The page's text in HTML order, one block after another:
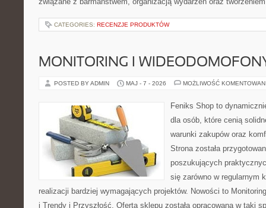
CATEGORIES: RECENZJE PRODUKTÓW
MONITORING I
POSTED BY ADMIN MAJ - 7 - 2026 MOŻLIWOŚĆ
Feniks Shop to
dla osób, które cenią
warunki zakupów oraz
Strona została
poszukujących
się zarówno w regularnym
realizacji bardziej wymagających projektów. Nowości to
i Trendy i Przyszłość. Oferta sklepu została opracowana w taki